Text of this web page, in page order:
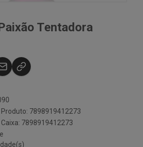
Tentadora
7898919412273
7898919412273